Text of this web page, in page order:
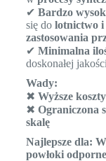
✔ Bardzo
się do lotnictwo i
zastosowania
✔ Minimalna
doskonałej
Wady:
✖ Wyższe
✖ Ograniczona
skalę
Najlepsze dla:
powłoki